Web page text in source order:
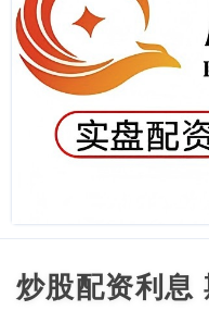
炒股配资利息